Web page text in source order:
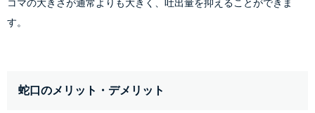
コマの大きさが通常よりも大きく、吐出量を抑えることができま
す。
蛇口のメリット・デメリット